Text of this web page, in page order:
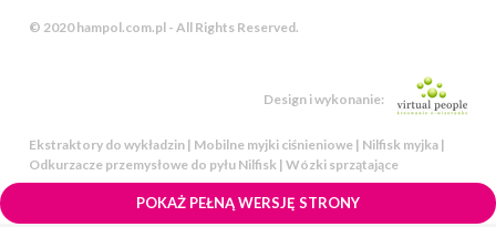
© 2020 hampol.com.pl - All Rights Reserved.
Design i wykonanie:
Ekstraktory do wykładzin | Mobilne myjki ciśnieniowe | Nilfisk myjka |
Odkurzacze przemysłowe do pyłu Nilfisk | Wózki sprzątające
POKAŻ PEŁNĄ WERSJĘ STRONY